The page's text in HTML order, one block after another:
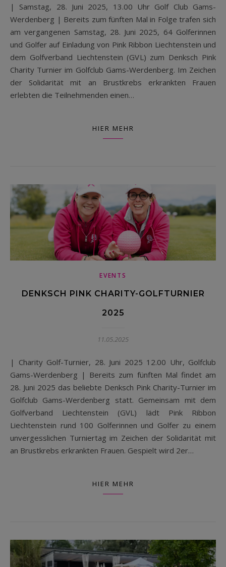
| Samstag, 28. Juni 2025, 13.00 Uhr Golf Club Gams-
Werdenberg | Bereits zum fünften Mal in Folge trafen sich
am vergangenen Samstag, 28. Juni 2025, 64 Golferinnen
und Golfer auf Einladung von Pink Ribbon Liechtenstein und
dem Golfverband Liechtenstein (GVL) zum Denksch Pink
Charity Turnier im Golfclub Gams-Werdenberg. Im Zeichen
der Solidarität mit an Brustkrebs erkrankten Frauen
erlebten die Teilnehmenden einen…
HIER MEHR
EVENTS
DENKSCH PINK CHARITY-GOLFTURNIER
2025
11.05.2025
| Charity Golf-Turnier, 28. Juni 2025 12.00 Uhr, Golfclub
Gams-Werdenberg | Bereits zum fünften Mal findet am
28. Juni 2025 das beliebte Denksch Pink Charity-Turnier im
Golfclub Gams-Werdenberg statt. Gemeinsam mit dem
Golfverband Liechtenstein (GVL) lädt Pink Ribbon
Liechtenstein rund 100 Golferinnen und Golfer zu einem
unvergesslichen Turniertag im Zeichen der Solidarität mit
an Brustkrebs erkrankten Frauen. Gespielt wird 2er…
HIER MEHR